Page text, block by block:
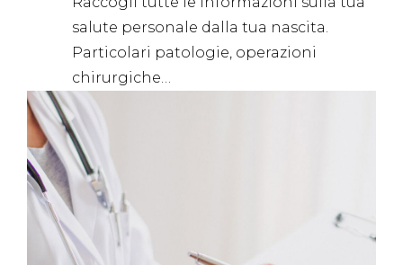
salute personale dalla tua nascita.
Particolari patologie, operazioni
chirurgiche…